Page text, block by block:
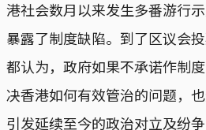
港社会数月以来发生多番游行
暴露了制度缺陷。到了区议会
都认为，政府如果不承诺作制
决香港如何有效管治的问题，
引发延续至今的政治对立及纷争